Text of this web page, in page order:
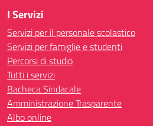
I Servizi
Servizi per il personale scolastico
Servizi per famiglie e studenti
Percorsi di studio
Tutti i servizi
Bacheca Sindacale
Amministrazione Trasparente
Albo online